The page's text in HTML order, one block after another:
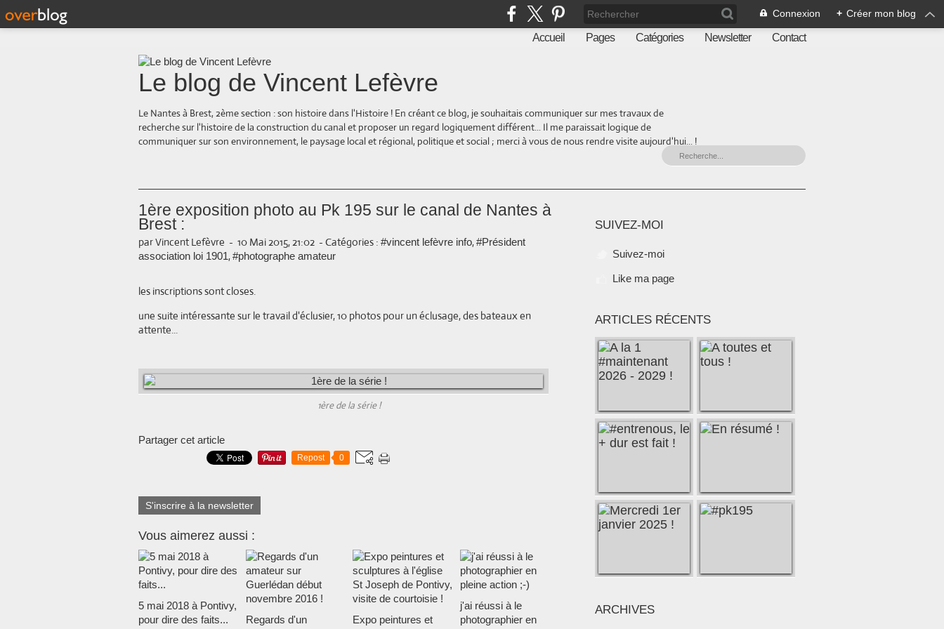
Connexion + Créer mon blog
Accueil Pages Catégories Newsletter Contact
Le blog de Vincent Lefèvre
Le Nantes à Brest, 2ème section : son histoire dans l'Histoire ! En créant ce blog, je souhaitais communiquer sur mes travaux de
recherche sur l'histoire de la construction du canal et proposer un regard logiquement différent... Il me paraissait logique de
communiquer sur son environnement, le paysage local et régional, politique et social ; merci à vous de nous rendre visite aujourd'hui... !
1ère exposition photo au Pk 195 sur le canal de Nantes à
Brest :
par Vincent Lefèvre - 10 Mai 2015, 21:02 - Catégories : #vincent lefèvre info,#Président
association loi 1901,#photographe amateur
les inscriptions sont closes.
une suite intéressante sur le travail d'éclusier, 10 photos pour un éclusage, des bateaux en
attente...
1ère de la série !
Partager cet article
Repost 0
S'inscrire à la newsletter
Vous aimerez aussi :
5 mai 2018 à Pontivy,
pour dire des faits...
Regards d'un
Expo peintures et
j'ai réussi à le
photographier en
SUIVEZ-MOI
Suivez-moi
Like ma page
ARTICLES RÉCENTS
ARCHIVES